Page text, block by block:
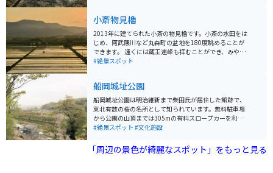
見られます。 大正12年に高山開治郎氏によって寄贈され
た千本余りの桜が植樹されたことが始まりで、現在では
町のシンボル的存在となっています。一目千本桜は「さ
くら名所百選」にも選ばれており、開花時期には多くの
観光客で賑わいます。 開花時期には、残雪を頂く蔵王連
桜の美しさを堪能するだけでなく、日本の自然の美しさ
を感じることができる特別な場所です。近くに大河原公
園の駐車場があるので、車やバイクで行けます。
小斎物見櫓
2013年に建てられた小斎の物見櫓です。小斎の水田をは
じめ、阿武隈川など丸森町の盆地を180度眺めることが
できます。 遠くには蔵王連峰も拝むことができ、みやぎ
蔵王三十六景の一つにもなっています。夕日スポットと
#絶景スポット
船岡城址公園
船岡城址公園は明治維新まで柴田氏が居住した館跡で、
東北有数の桜の名所として知られています。無料駐車場
から公園の山頂までは305mの有料スロープカーを利用
できます。山頂には24mの高さの船岡平和観音像が立
めます。スロープカーで上まで上がらなくても、駐車場
から少し登った展望台から見える「東北本線」「白石川
#絶景スポット #文化施設
「周辺の景色が綺麗なスポット」をもっと見る